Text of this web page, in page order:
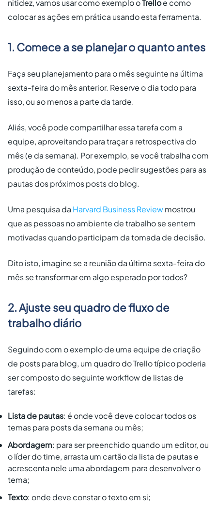
nitidez, vamos usar como exemplo oTrelloe como
colocar as ações em prática usando esta ferramenta.
1. Comece a se planejar o quanto antes
Faça seu planejamento para o mês seguinte na última
sexta-feira do mês anterior. Reserve o dia todo para
isso, ou ao menos a parte da tarde.
Aliás, você pode compartilhar essa tarefa com a
equipe, aproveitando para traçar a retrospectiva do
mês (e da semana). Por exemplo, se você trabalha com
produção de conteúdo, pode pedir sugestões para as
pautas dos próximos posts do blog.
Uma pesquisa da Harvard Business Reviewmostrou
que as pessoas no ambiente de trabalho se sentem
motivadas quando participam da tomada de decisão.
Dito isto, imagine se a reunião da última sexta-feira do
mês se transformar em algo esperado por todos?
2. Ajuste seu quadro de fluxo de
trabalho diário
Seguindo com o exemplo de uma equipe de criação
de posts para blog, um quadro do Trello típico poderia
ser composto do seguinte workflow de listas de
tarefas:
Lista de pautas: é onde você deve colocar todos os
temas para posts da semana ou mês;
Abordagem: para ser preenchido quando um editor, ou
o líder do time, arrasta um cartão da lista de pautas e
acrescenta nele uma abordagem para desenvolver o
tema;
Texto: onde deve constar o texto em si;